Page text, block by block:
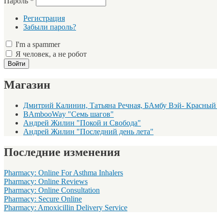
Регистрация
Забыли пароль?
I'm a spammer
Я человек, а не робот
Магазин
Дмитрий Калинин, Татьяна Речная, БАмбу Вэй- Красный
BAmbooWay "Семь шагов"
Андрей Жилин "Покой и Свобода"
Андрей Жилин "Последний день лета"
Последние изменения
Pharmacy: Online For Asthma Inhalers
Pharmacy: Online Reviews
Pharmacy: Online Consultation
Pharmacy: Secure Online
Pharmacy: Amoxicillin Delivery Service